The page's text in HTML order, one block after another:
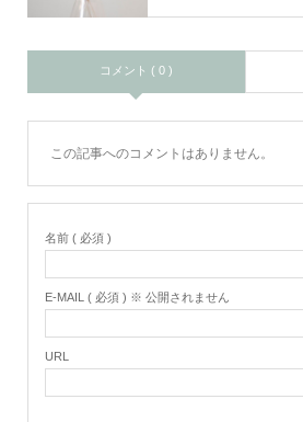
コメント ( 0 )
この記事へのコメントはありません。
名前 ( 必須 )
E-MAIL ( 必須 ) ※ 公開されません
URL